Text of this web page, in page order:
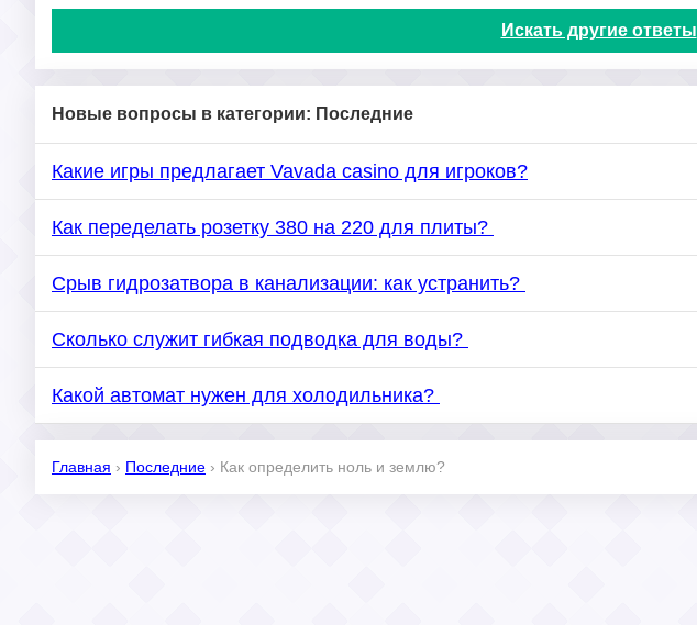
Искать другие ответы
Новые вопросы в категории: Последние
Какие игры предлагает Vavada casino для игроков?
Как переделать розетку 380 на 220 для плиты?
Срыв гидрозатвора в канализации: как устранить?
Сколько служит гибкая подводка для воды?
Какой автомат нужен для холодильника?
Главная › Последние › Как определить ноль и землю?